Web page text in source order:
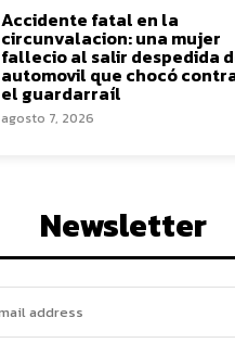
Accidente fatal en la
circunvalacion: una mujer
fallecio al salir despedida
automovil que chocó
el guardarraíl
agosto 7, 2026
Newsletter